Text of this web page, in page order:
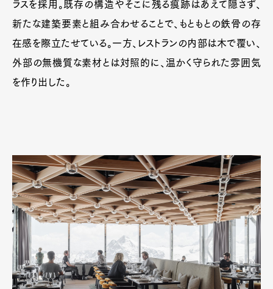
ラスを採用。既存の構造やそこに残る痕跡はあえて隠さず、
新たな建築要素と組み合わせることで、もともとの鉄骨の存
在感を際立たせている。一方、レストランの内部は木で覆い、
外部の無機質な素材とは対照的に、温かく守られた雰囲気
を作り出した。